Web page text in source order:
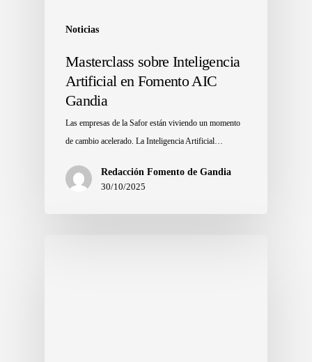
Noticias
Masterclass sobre Inteligencia
Artificial en Fomento AIC
Gandia
Las empresas de la Safor están viviendo un momento
de cambio acelerado. La Inteligencia Artificial…
Redacción Fomento de Gandia
30/10/2025